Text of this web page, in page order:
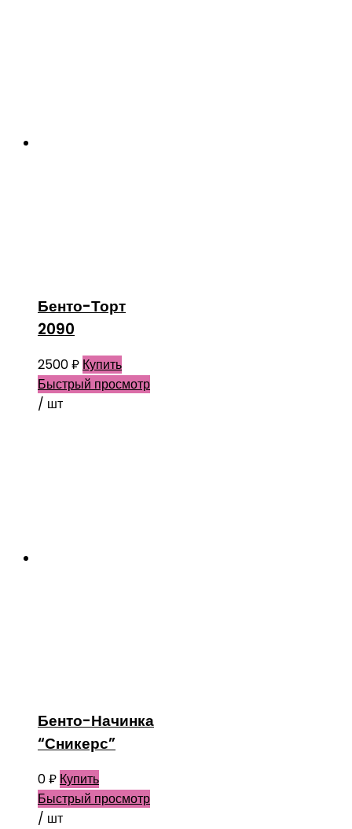
Бенто-Торт
2090
2500₽ Купить
Быстрый просмотр
/ шт
Бенто-Начинка
“Сникерс”
0₽ Купить
Быстрый просмотр
/ шт